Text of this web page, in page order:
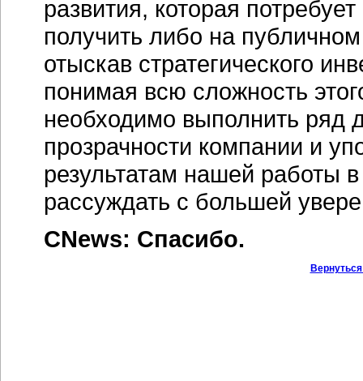
развития, которая
получить либо на
отыскав стратегического
понимая всю сложность
необходимо выполнить ряд
прозрачности компании и
результатам нашей работы
рассуждать с большей
CNews: Спасибо.